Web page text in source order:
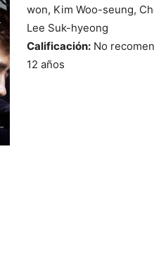
won, Kim Woo-seung,
Lee Suk-hyeong
Calificación: No
12 años